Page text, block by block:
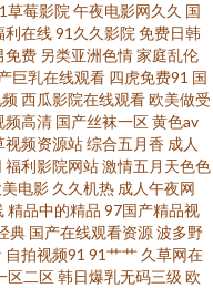
91狼友基地 五月天婷婷色 人人
在线免费91 日韩AV官网 九九
音成人视频 欧美日韩中字 黄
色 成人不卡一区在线 天堂资
AV 蜜桃九九 国产乱子伦Www
草莓影院 午夜电影网久久 国
利在线91久久影院 免费日韩
免费 另类亚洲色情家庭乱伦
巨乳在线观看 四虎免费91 国
西瓜影院在线观看欧美做受
频高清 国产丝袜一区黄色av
视频资源站综合五月香 成人
福利影院网站激情五月天色色
电影 久久机热 成人午夜网
精品中的精品 97国产精品视
典 国产在线观看资源波多野
自拍视频91 91艹艹 久草网在
区二区韩日爆乳无码三级 欧